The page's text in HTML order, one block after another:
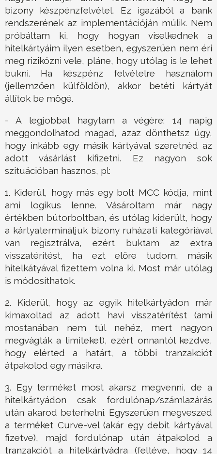
bizony készpénzfelvétel. Ez igazából a bank
rendszerének az implementációján múlik. Nem
próbáltam ki, hogy hogyan viselkednek a
hitelkártyáim ilyen esetben, egyszerűen nem éri
meg rizikózni vele, pláne, hogy utólag is le lehet
bukni. Ha készpénz felvételre használom
(jellemzően külföldön), akkor betéti kártyát
állítok be mögé.
- A legjobbat hagytam a végére: 14 napig
meggondolhatod magad, azaz dönthetsz úgy,
hogy inkább egy másik kártyával szeretnéd az
adott vásárlást kifizetni. Ez nagyon sok
szituációban hasznos, pl:
1. Kiderül, hogy más egy bolt MCC kódja, mint
ami logikus lenne. Vásároltam már nagy
értékben bútorboltban, és utólag kiderült, hogy
a kártyatermináljuk bizony ruházati kategóriával
van regisztrálva, ezért buktam az extra
visszatérítést, ha ezt előre tudom, másik
hitelkátyával fizettem volna ki. Most már utólag
is módosíthatok.
2. Kiderül, hogy az egyik hitelkártyádon már
kimaxoltad az adott havi visszatérítést (ami
mostanában nem túl nehéz, mert nagyon
megvágták a limiteket), ezért onnantól kezdve,
hogy elérted a határt, a többi tranzakciót
átpakolod egy másikra.
3. Egy terméket most akarsz megvenni, de a
hitelkártyádon csak fordulónap/számlazárás
után akarod beterhelni. Egyszerűen megveszed
a terméket Curve-vel (akár egy debit kártyával
fizetve), majd fordulónap után átpakolod a
tranzakciót a hitelkártyádra (feltéve, hogy 14